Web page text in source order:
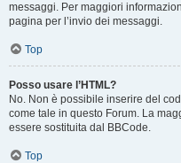
messaggi. Per maggiori
pagina per l’invio dei messaggi.
Top
Posso usare l’HTML?
No. Non è possibile inserire del
come tale in questo Forum. La
essere sostituita dal BBCode.
Top